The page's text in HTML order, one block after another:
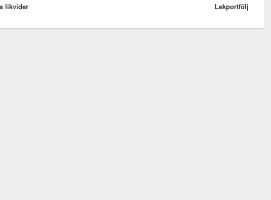
inlägg:
likvider Lekportfölj